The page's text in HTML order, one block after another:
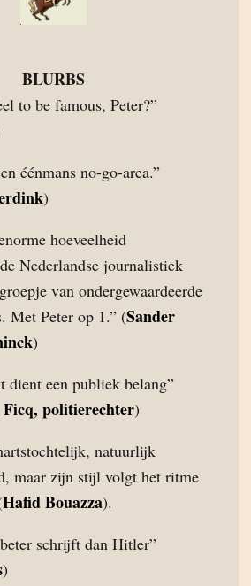
BLURBS
to be famous, Peter?”
éénmans no-go-area.”
)
hoeveelheid
Nederlandse journalistiek
van ondergewaardeerde
Met Peter op 1.” (Sander
)
dient een publiek belang”
politierechter)
natuurlijk
maar zijn stijl volgt het ritme
Hafid Bouazza).
schrijft dan Hitler”
)